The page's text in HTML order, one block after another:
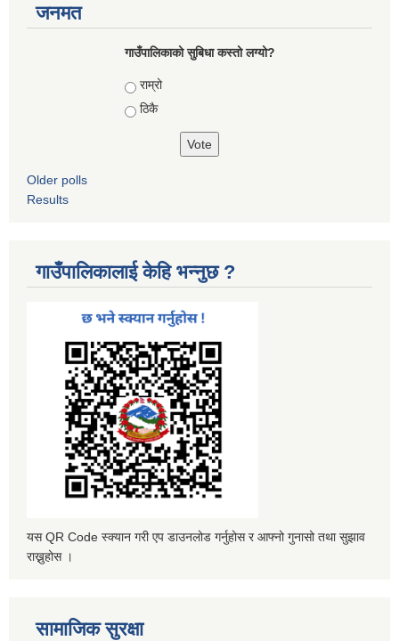
जनमत
गाउँपालिकाको सुबिधा कस्तो लग्यो?
Choices
राम्रो
ठिकै
Older polls
Results
गाउँपालिकालाई केहि भन्नुछ ?
यस QR Code स्क्यान गरी एप डाउनलोड गर्नुहोस र आफ्नो गुनासो तथा सुझाव
राख्नुहोस ।
सामाजिक सुरक्षा